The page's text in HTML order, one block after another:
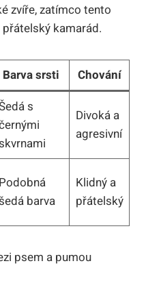
zvíře, zatímco tento
kamarád.
Barva srsti Chování
s
Divoká a
agresivní
Podobná
barva
Klidný a
přátelský